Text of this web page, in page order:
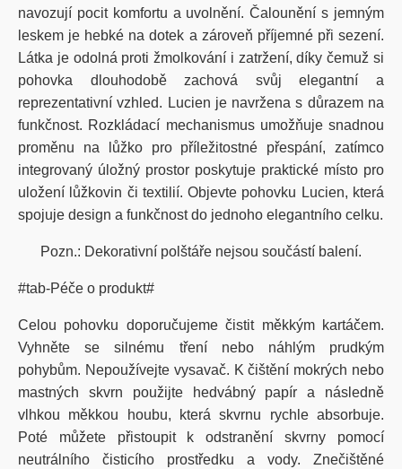
navozují pocit komfortu a uvolnění. Čalounění s jemným
leskem je hebké na dotek a zároveň příjemné při sezení.
Látka je odolná proti žmolkování i zatržení, díky čemuž si
pohovka dlouhodobě zachová svůj elegantní a
reprezentativní vzhled. Lucien je navržena s důrazem na
funkčnost. Rozkládací mechanismus umožňuje snadnou
proměnu na lůžko pro příležitostné přespání, zatímco
integrovaný úložný prostor poskytuje praktické místo pro
uložení lůžkovin či textilií. Objevte pohovku Lucien, která
spojuje design a funkčnost do jednoho elegantního celku.
Pozn.: Dekorativní polštáře nejsou součástí balení.
#tab-Péče o produkt#
Celou pohovku doporučujeme čistit měkkým kartáčem.
Vyhněte se silnému tření nebo náhlým prudkým
pohybům. Nepoužívejte vysavač. K čištění mokrých nebo
mastných skvrn použijte hedvábný papír a následně
vlhkou měkkou houbu, která skvrnu rychle absorbuje.
Poté můžete přistoupit k odstranění skvrny pomocí
neutrálního čisticího prostředku a vody. Znečištěné